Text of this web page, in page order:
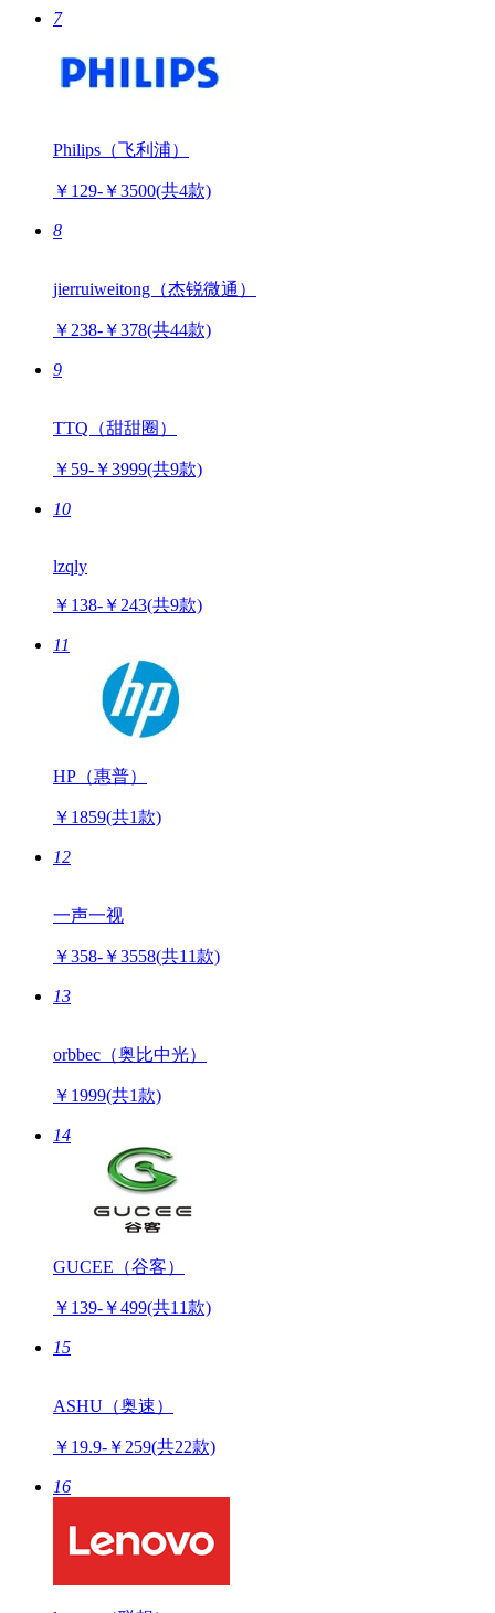
7
Philips（飞利浦）
￥129-￥3500(共4款)
8
jierruiweitong（杰锐微通）
￥238-￥378(共44款)
9
TTQ（甜甜圈）
￥59-￥3999(共9款)
10
lzqly
￥138-￥243(共9款)
11
HP（惠普）
￥1859(共1款)
12
一声一视
￥358-￥3558(共11款)
13
orbbec（奥比中光）
￥1999(共1款)
14
GUCEE（谷客）
￥139-￥499(共11款)
15
ASHU（奥速）
￥19.9-￥259(共22款)
16